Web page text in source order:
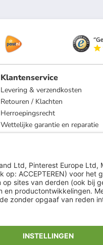
Klantenservice
Levering & verzendkosten
Retouren / Klachten
Herroepingsrecht
Wettelijke garantie en reparatie
** Alle prijsopgaven zijn
ᵃ Bij een
ᶜ Alle informatie &